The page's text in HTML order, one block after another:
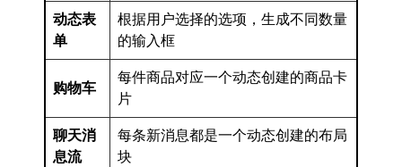
动态表
单
根据用户选择的选项，生成不同数量
的输入框
购物车
每件商品对应一个动态创建的商品卡
片
聊天消
息流
每条新消息都是一个动态创建的布局
块